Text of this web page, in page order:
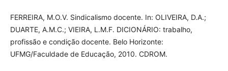
FERREIRA, M.O.V. Sindicalismo docente. In: OLIVEIRA, D.A.;
DUARTE, A.M.C.; VIEIRA, L.M.F. DICIONÁRIO: trabalho,
profissão e condição docente. Belo Horizonte:
UFMG/Faculdade de Educação, 2010. CDROM.